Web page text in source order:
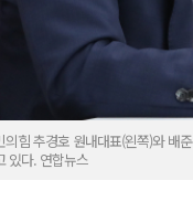
의힘 추경호 원내대표(왼쪽)와 배
있다. 연합뉴스